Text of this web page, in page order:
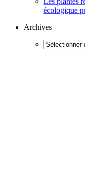
écologique
Archives